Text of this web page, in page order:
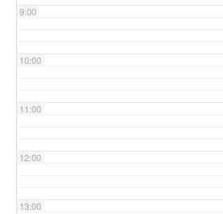
9:00
10:00
11:00
12:00
13:00